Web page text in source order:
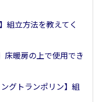
組立方法を教えてく
床暖房の上で使用でき
ングトランポリン】組